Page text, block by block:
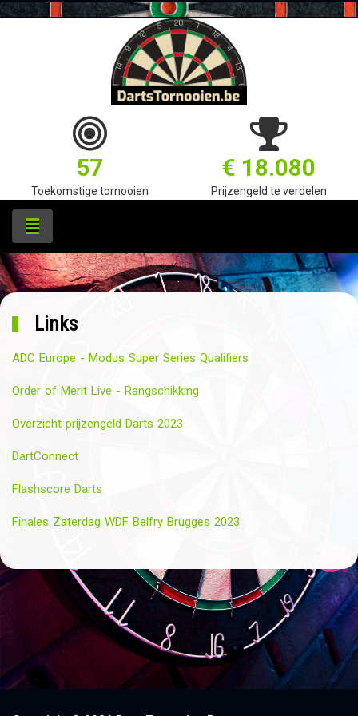
57
Toekomstige tornooien
€ 18.080
Prijzengeld te verdelen
Links
ADC Europe - Modus Super Series Qualifiers
Order of Merit Live - Rangschikking
Overzicht prijzengeld Darts 2023
DartConnect
Flashscore Darts
Finales Zaterdag WDF Belfry Brugges 2023